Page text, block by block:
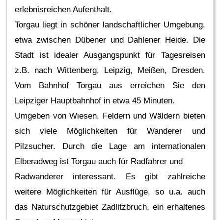
erlebnisreichen Aufenthalt.
Torgau liegt in schöner landschaftlicher Umgebung,
etwa zwischen Dübener und Dahlener Heide. Die
Stadt ist idealer Ausgangspunkt für Tagesreisen
z.B. nach Wittenberg, Leipzig, Meißen, Dresden.
Vom Bahnhof Torgau aus erreichen Sie den
Leipziger Hauptbahnhof in etwa 45 Minuten.
Umgeben von Wiesen, Feldern und Wäldern bieten
sich viele Möglichkeiten für Wanderer und
Pilzsucher. Durch die Lage am internationalen
Elberadweg ist Torgau auch für Radfahrer und
Radwanderer interessant. Es gibt zahlreiche
weitere Möglichkeiten für Ausflüge, so u.a. auch
das Naturschutzgebiet Zadlitzbruch, ein erhaltenes